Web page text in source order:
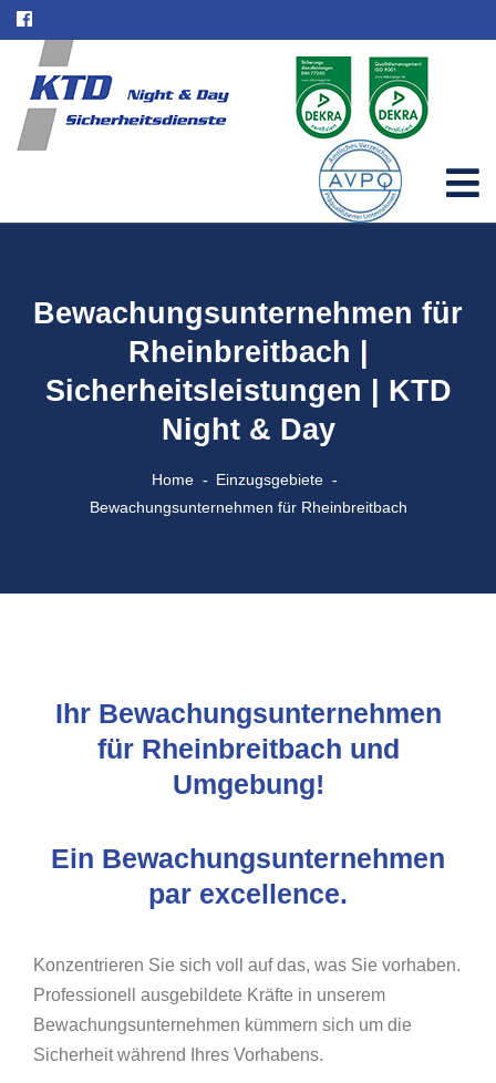
Bewachungsunternehmen für
Rheinbreitbach |
Sicherheitsleistungen | KTD
Night & Day
Home
Einzugsgebiete
Bewachungsunternehmen für Rheinbreitbach
Ihr Bewachungsunternehmen
für Rheinbreitbach und
Umgebung!
Ein Bewachungsunternehmen
par excellence.
Konzentrieren Sie sich voll auf das, was Sie vorhaben.
Professionell ausgebildete Kräfte in unserem
Bewachungsunternehmen kümmern sich um die
Sicherheit während Ihres Vorhabens.